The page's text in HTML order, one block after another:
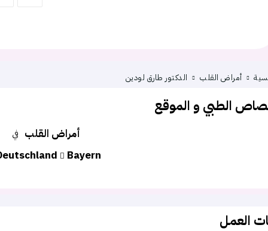
أمراض القلب الدكتور طارق لودين
الطبي و الموقع
في أمراض القلب
Bayern
العمل